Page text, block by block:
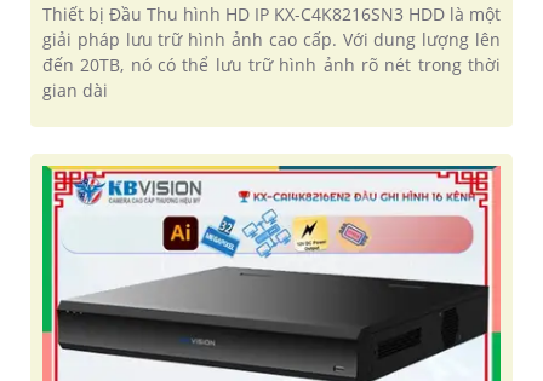
Thiết bị Đầu Thu hình HD IP KX-C4K8216SN3 HDD là một
giải pháp lưu trữ hình ảnh cao cấp. Với dung lượng lên
đến 20TB, nó có thể lưu trữ hình ảnh rõ nét trong thời
gian dài